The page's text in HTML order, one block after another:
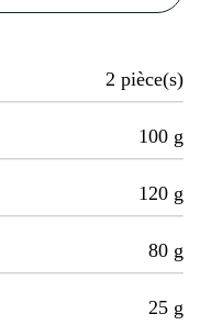
2 pièce(s)
100 g
120 g
80 g
25 g